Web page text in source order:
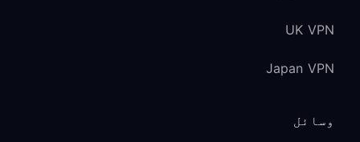
UK VPN
Japan VPN
وسائل